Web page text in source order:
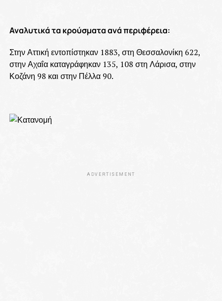
Αναλυτικά τα κρούσματα ανά περιφέρεια:
Στην Αττική εντοπίστηκαν 1883, στη Θεσσαλονίκη 622,
στην Αχαΐα καταγράφηκαν 135, 108 στη Λάρισα, στην
Κοζάνη 98 και στην Πέλλα 90.
ADVERTISEMENT